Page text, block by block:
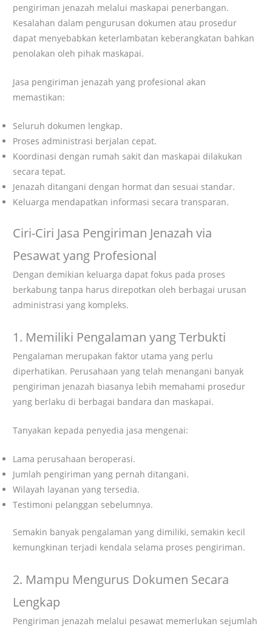
pengiriman jenazah melalui maskapai penerbangan.
Kesalahan dalam pengurusan dokumen atau prosedur
dapat menyebabkan keterlambatan keberangkatan bahkan
penolakan oleh pihak maskapai.
Jasa pengiriman jenazah yang profesional akan
memastikan:
Seluruh dokumen lengkap.
Proses administrasi berjalan cepat.
Koordinasi dengan rumah sakit dan maskapai dilakukan
secara tepat.
Jenazah ditangani dengan hormat dan sesuai standar.
Keluarga mendapatkan informasi secara transparan.
Ciri-Ciri Jasa Pengiriman Jenazah via
Pesawat yang Profesional
Dengan demikian keluarga dapat fokus pada proses
berkabung tanpa harus direpotkan oleh berbagai urusan
administrasi yang kompleks.
1. Memiliki Pengalaman yang Terbukti
Pengalaman merupakan faktor utama yang perlu
diperhatikan. Perusahaan yang telah menangani banyak
pengiriman jenazah biasanya lebih memahami prosedur
yang berlaku di berbagai bandara dan maskapai.
Tanyakan kepada penyedia jasa mengenai:
Lama perusahaan beroperasi.
Jumlah pengiriman yang pernah ditangani.
Wilayah layanan yang tersedia.
Testimoni pelanggan sebelumnya.
Semakin banyak pengalaman yang dimiliki, semakin kecil
kemungkinan terjadi kendala selama proses pengiriman.
2. Mampu Mengurus Dokumen Secara
Lengkap
Pengiriman jenazah melalui pesawat memerlukan sejumlah